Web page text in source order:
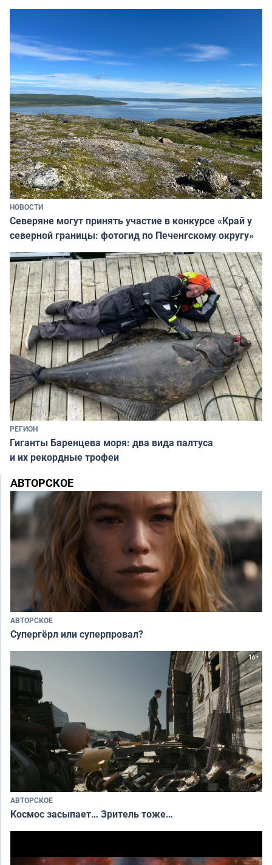
НОВОСТИ
Северяне могут принять участие в конкурсе «Край у
северной границы: фотогид по Печенгскому округу»
РЕГИОН
Гиганты Баренцева моря: два вида палтуса
и их рекордные трофеи
АВТОРСКОЕ
АВТОРСКОЕ
Супергёрл или суперпровал?
АВТОРСКОЕ
Космос засыпает… Зритель тоже…